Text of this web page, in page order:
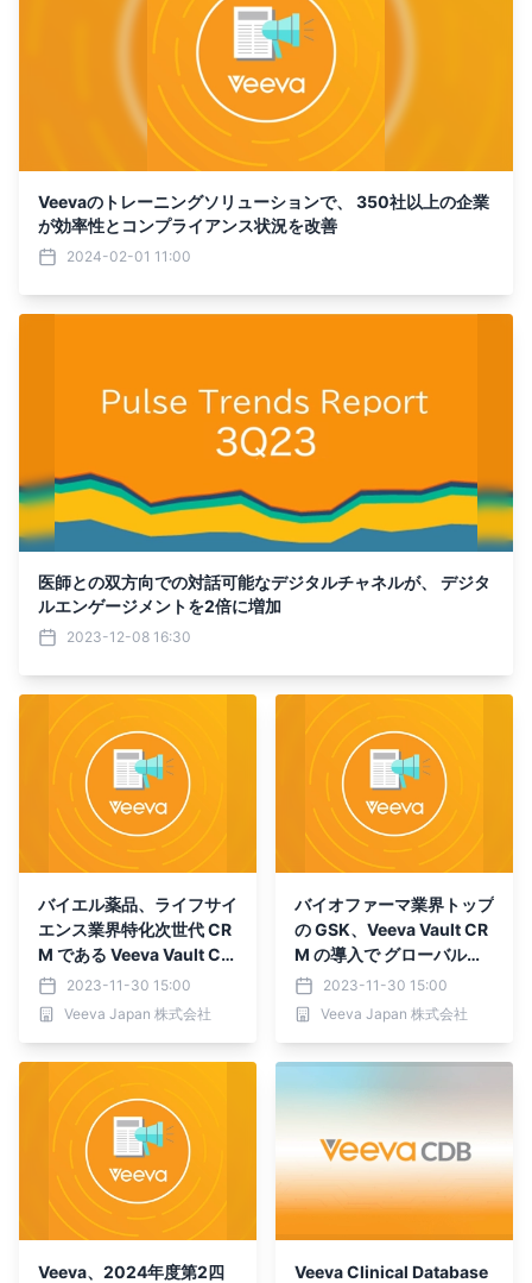
Veevaのトレーニングソリューションで、 350社以上の企業
が効率性とコンプライアンス状況を改善
2024-02-01 11:00
医師との双方向での対話可能なデジタルチャネルが、 デジタ
ルエンゲージメントを2倍に増加
2023-12-08 16:30
バイエル薬品、ライフサイ
エンス業界特化次世代 CR
M である Veeva Vault CR
M と Veeva OpenData を
グローバル規模で導入
2023-11-30 15:00
Veeva Japan 株式会社
バイオファーマ業界トップ
の GSK、Veeva Vault CR
M の導入で グローバルカ
スタマーエンゲージメント
実現に一手
2023-11-30 15:00
Veeva Japan 株式会社
Veeva、2024年度第2四
Veeva Clinical Database